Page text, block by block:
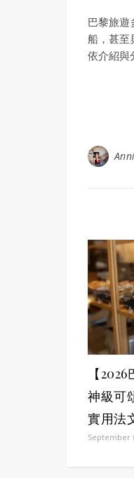
巴黎旅遊
船，甚至
依介紹與
【
神級可
實用法
September